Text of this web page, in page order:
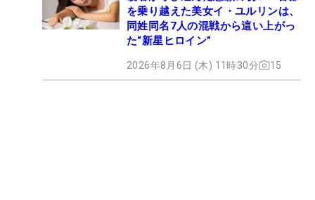
を乗り越えた美女イ・ユルリンは、
同姓同名7人の混戦から這い上がっ
た“新星ヒロイン”
2026年8月6日 (木) 11時30分 15